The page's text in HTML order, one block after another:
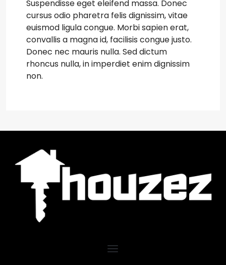
Suspendisse eget eleifend massa. Donec
cursus odio pharetra felis dignissim, vitae
euismod ligula congue. Morbi sapien erat,
convallis a magna id, facilisis congue justo.
Donec nec mauris nulla. Sed dictum
rhoncus nulla, in imperdiet enim dignissim
non.